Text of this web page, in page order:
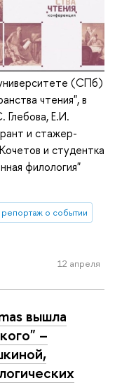
(СПб)
чтения", в
Глебова, Е.И.
и стажер-
и студентка
филология"
репортаж о событии
12 апреля
вышла
–